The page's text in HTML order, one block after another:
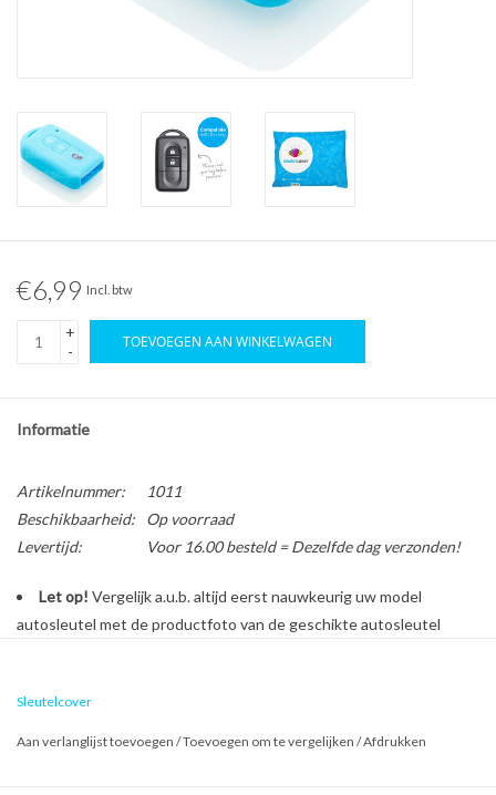
€6,99 Incl. btw
+
-
TOEVOEGEN AAN WINKELWAGEN
Informatie
Artikelnummer:
1011
Beschikbaarheid:
Op voorraad
Levertijd:
Voor 16.00 besteld = Dezelfde dag verzonden!
Let op! Vergelijk a.u.b. altijd eerst nauwkeurig uw model
autosleutel met de productfoto van de geschikte autosleutel
Sleutelcover
Aan verlanglijst toevoegen /Toevoegen om te vergelijken /Afdrukken